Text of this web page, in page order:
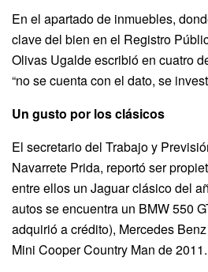
En el apartado de inmuebles,
clave del bien en el Registro
Olivas Ugalde escribió en cuatro
“no se cuenta con el dato, se
Un gusto por los clásicos
El secretario del Trabajo y
Navarrete Prida, reportó ser
entre ellos un Jaguar clásico del
autos se encuentra un BMW 550
adquirió a crédito), Mercedes
Mini Cooper Country Man de 2011.